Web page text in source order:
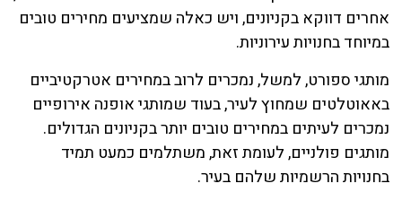
אחרים דווקא בקניונים, ויש כאלה שמציעים מחירים טובים
במיוחד בחנויות עירוניות.
מותגי ספורט, למשל, נמכרים לרוב במחירים אטרקטיביים
באאוטלטים שמחוץ לעיר, בעוד שמותגי אופנה אירופיים
נמכרים לעיתים במחירים טובים יותר בקניונים הגדולים.
מותגים פולניים, לעומת זאת, משתלמים כמעט תמיד
בחנויות הרשמיות שלהם בעיר.